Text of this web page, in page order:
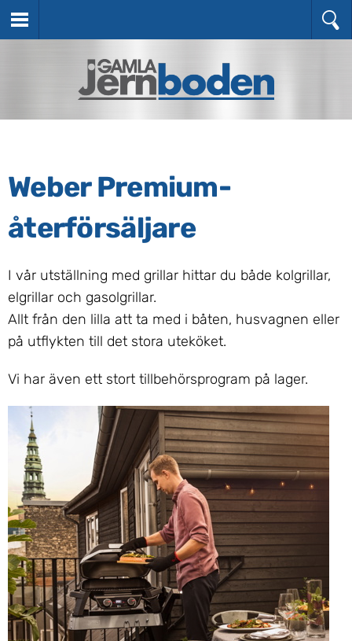
Weber Premium-
återförsäljare
I vår utställning med grillar hittar du både kolgrillar,
elgrillar och gasolgrillar.
Allt från den lilla att ta med i båten, husvagnen eller
på utflykten till det stora uteköket.
Vi har även ett stort tillbehörsprogram på lager.